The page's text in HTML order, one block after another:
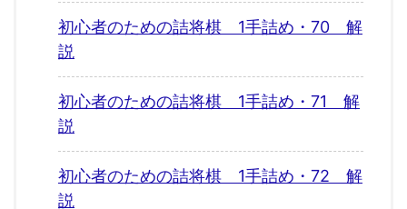
初心者のための詰将棋 1手詰め・70 解
説
初心者のための詰将棋 1手詰め・71 解
説
初心者のための詰将棋 1手詰め・72 解
説